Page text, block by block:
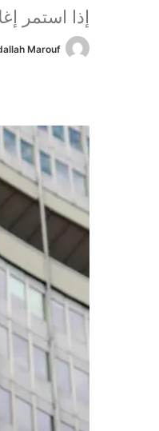
إذا استمر
Marouf